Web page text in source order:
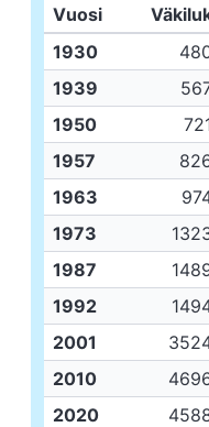
Vuosi
1930
1939
1950
1957
1963
1973
1987
1992
2001
2010
2020